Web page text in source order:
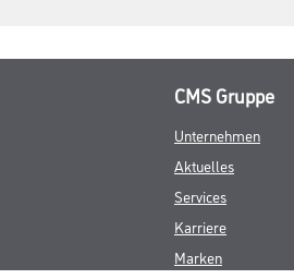
CMS Gruppe
Unternehmen
Aktuelles
Services
Karriere
Marken